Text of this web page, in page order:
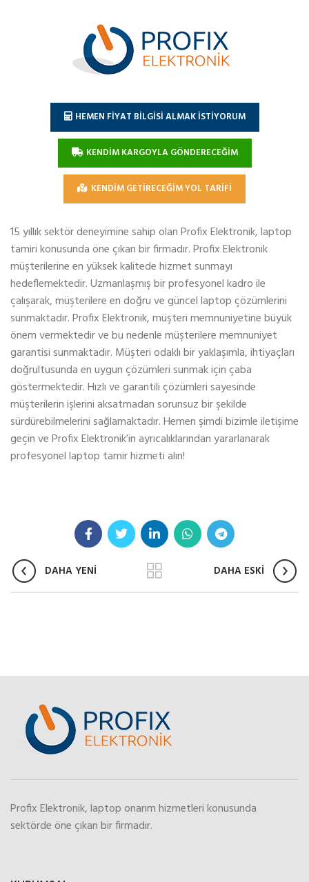
HEMEN FİYAT BİLGİSİ ALMAK İSTİYORUM
KENDİM KARGOYLA GÖNDERECEĞİM
KENDİM GETİRECEĞİM YOL TARİFİ
15 yıllık sektör deneyimine sahip olan Profix Elektronik, laptop
tamiri konusunda öne çıkan bir firmadır. Profix Elektronik
müşterilerine en yüksek kalitede hizmet sunmayı
hedeflemektedir. Uzmanlaşmış bir profesyonel kadro ile
çalışarak, müşterilere en doğru ve güncel laptop çözümlerini
sunmaktadır. Profix Elektronik, müşteri memnuniyetine büyük
önem vermektedir ve bu nedenle müşterilere memnuniyet
garantisi sunmaktadır. Müşteri odaklı bir yaklaşımla, ihtiyaçları
doğrultusunda en uygun çözümleri sunmak için çaba
göstermektedir. Hızlı ve garantili çözümleri sayesinde
müşterilerin işlerini aksatmadan sorunsuz bir şekilde
sürdürebilmelerini sağlamaktadır. Hemen şimdi bizimle iletişime
geçin ve Profix Elektronik’in ayrıcalıklarından yararlanarak
profesyonel laptop tamir hizmeti alın!
DAHA YENİ DAHA ESKİ
Profix Elektronik, laptop onarım hizmetleri konusunda
sektörde öne çıkan bir firmadır.